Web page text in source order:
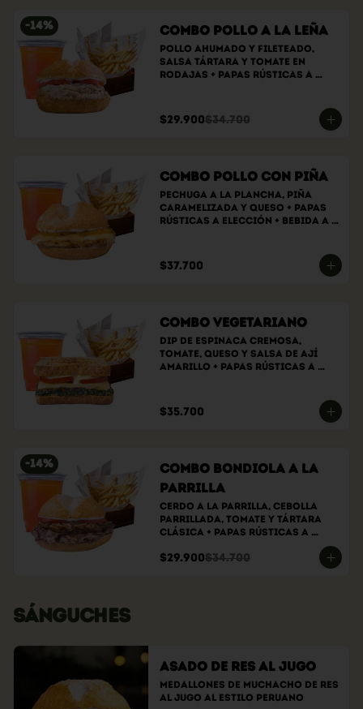
-14% Combo Pollo a la Leña
Pollo ahumado y fileteado,
Salsa tártara y tomate en
rodajas + papas rústicas a
$29.900$34.700
Combo Pollo con Piña
Pechuga a la plancha, piña
caramelizada y queso + papas
rústicas a elección + bebida a
$37.700
Combo Vegetariano
Dip de espinaca cremosa,
tomate, queso y salsa de ají
amarillo + papas rústicas a
$35.700
-14%
Combo bondiola a la
parrilla
Cerdo a la parrilla, cebolla
parrillada, tomate y tártara
clásica + papas rústicas a
$29.900$34.700
SÁNGUCHES
Asado de Res al Jugo
Medallones de muchacho de res
al jugo al estilo peruano